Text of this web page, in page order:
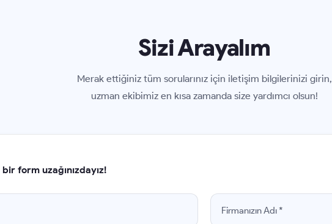
Sizi Arayalım
Merak ettiğiniz tüm sorularınız için iletişim bilgilerinizi girin,
uzman ekibimiz en kısa zamanda size yardımcı olsun!
bir form uzağınızdayız!